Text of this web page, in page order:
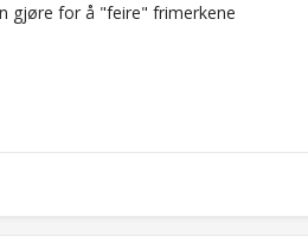
gjøre for å "feire" frimerkene